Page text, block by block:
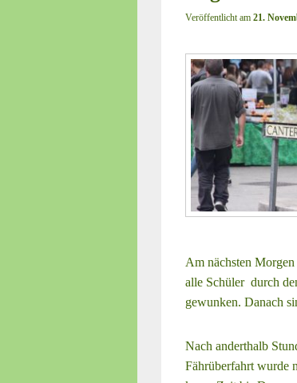
Veröffentlicht am 21.
Am nächsten
alle Schüler durch
gewunken. Danach
Nach anderthalb
Fährüberfahrt wurde